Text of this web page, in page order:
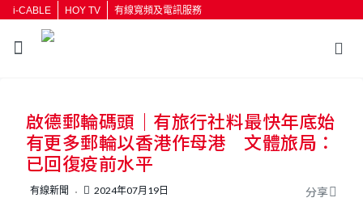
i-CABLE HOY TV 有線寬頻及電訊服務
按輸入鍵開始搜尋
啟德郵輪碼頭｜有旅行社料最快年底始
有更多郵輪以香港作母港 文體旅局：
已回復疫前水平
有線新聞 2024年07月19日 分享